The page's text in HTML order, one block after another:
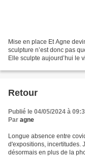
Mise en place Et Agne
sculpture n’est donc pas
Elle sculpte aujourd’hui le
Retour
Publié le 04/05/2024 à
Par agne
Longue absence entre
d'expositions, incertitudes.
désormais en plus de la